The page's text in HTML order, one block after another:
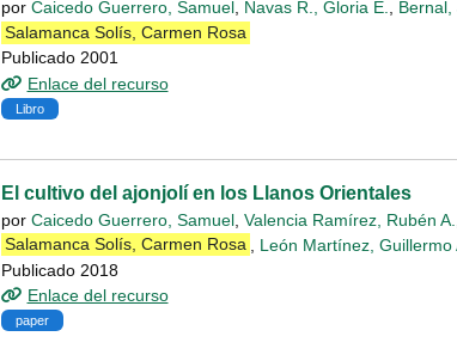
por Caicedo Guerrero, Samuel, Navas R., Gloria E.,
Salamanca Solís, Carmen Rosa
Publicado 2001
Enlace del recurso
Libro
El cultivo del ajonjolí en los Llanos Orientales
por Caicedo Guerrero, Samuel Valencia Ramírez, Rubén A.
Salamanca Solís, Carmen Rosa
León Martínez, Guillermo
Publicado 2018
Enlace del recurso
paper